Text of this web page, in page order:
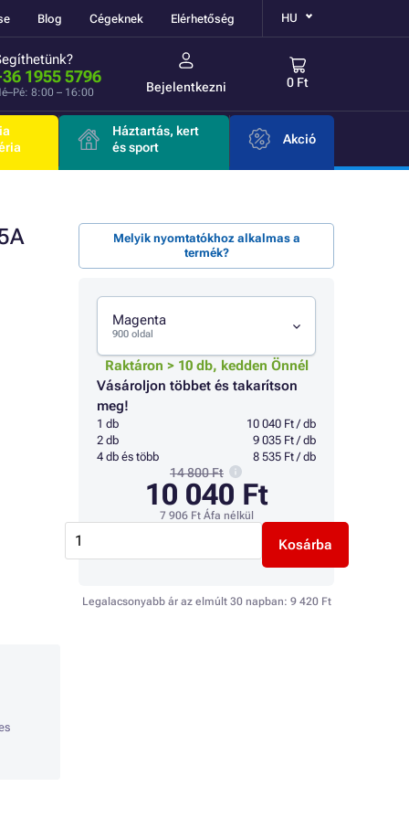
Blog Cégeknek Elérhetőség HU
1955 5796
8:00 – 16:00 Bejelentkezni 0 Ft
Háztartás, kert
és sport
Akció
Melyik nyomtatókhoz alkalmas a
termék?
Magenta
900 oldal
Raktáron > 10 db, kedden Önnél
Vásároljon többet és takarítson
meg!
1 db
10 040 Ft / db
2 db
9 035 Ft / db
4 db és több
8 535 Ft / db
14 800 Ft
10 040 Ft
7 906 FtÁfa nélkül
Kosárba
Legalacsonyabb ár az elmúlt 30 napban: 9 420 Ft